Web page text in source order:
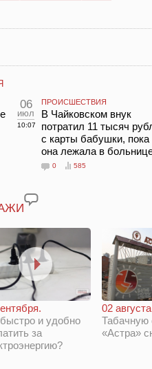
06
июл
10:07
ПРОИСШЕСТВИЯ
В Чайковском внук
потратил 11 тысяч
с карты бабушки, пока
она лежала в
0 585
и удобно
за
02
Табачную
«Астра»